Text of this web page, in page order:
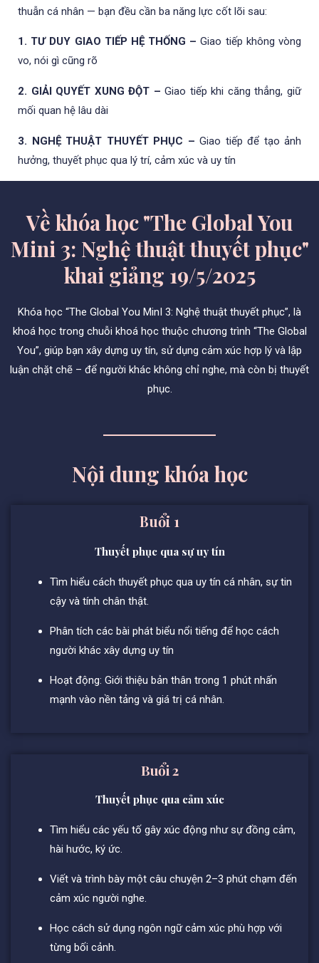
thuẫn cá nhân — bạn đều cần ba năng lực cốt lõi sau:
1. TƯ DUY GIAO TIẾP HỆ THỐNG –Giao tiếp không vòng
vo, nói gì cũng rõ
2. GIẢI QUYẾT XUNG ĐỘT –Giao tiếp khi căng thẳng, giữ
mối quan hệ lâu dài
3. NGHỆ THUẬT THUYẾT PHỤC – Giao tiếp để tạo ảnh
hưởng, thuyết phục qua lý trí, cảm xúc và uy tín
Về khóa học "The Global You
Mini 3: Nghệ thuật thuyết phục"
khai giảng 19/5/2025
Khóa học “The Global You MinI 3: Nghệ thuật thuyết phục”, là
khoá học trong chuỗi khoá học thuộc chương trình “The Global
You”, giúp bạn xây dựng uy tín, sử dụng cảm xúc hợp lý và lập
luận chặt chẽ – để người khác không chỉ nghe, mà còn bị thuyết
phục.
Nội dung khóa học
Buổi 1
Thuyết phục qua sự uy tín
Tìm hiểu cách thuyết phục qua uy tín cá nhân, sự tin
cậy và tính chân thật.
Phân tích các bài phát biểu nổi tiếng để học cách
người khác xây dựng uy tín
Hoạt động: Giới thiệu bản thân trong 1 phút nhấn
mạnh vào nền tảng và giá trị cá nhân.
Buổi2
Thuyết phục qua cảm xúc
Tìm hiểu các yếu tố gây xúc động như sự đồng cảm,
hài hước, ký ức.
Viết và trình bày một câu chuyện 2–3 phút chạm đến
cảm xúc người nghe.
Học cách sử dụng ngôn ngữ cảm xúc phù hợp với
từng bối cảnh.